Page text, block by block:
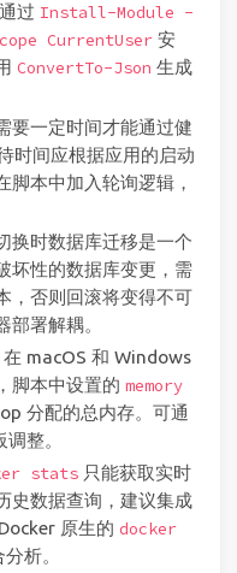
过 Install-Module -
CurrentUser安
ConvertTo-Json 生成
要一定时间才能通过健
时间应根据应用的启动
脚本中加入轮询逻辑，
换时数据库迁移是一个
坏性的数据库变更，需
，否则回滚将变得不可
署解耦。
在 macOS 和 Windows
脚本中设置的 memory
分配的总内存。可通
整。
stats只能获取实时
史数据查询，建议集成
原生的 docker
析。